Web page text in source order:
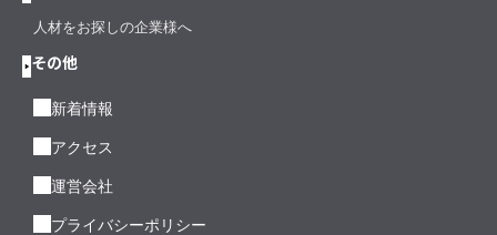
人材をお探しの企業様へ
その他
新着情報
アクセス
運営会社
プライバシーポリシー